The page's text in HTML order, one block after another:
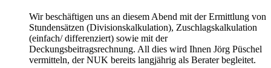
Wir beschäftigen uns an diesem Abend mit der Ermittlung von
Stundensätzen (Divisionskalkulation), Zuschlagskalkulation
(einfach/ differenziert) sowie mit der
Deckungsbeitragsrechnung. All dies wird Ihnen Jörg Püschel
vermitteln, der NUK bereits langjährig als Berater begleitet.